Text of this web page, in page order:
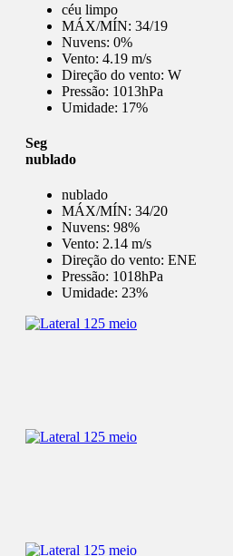
céu limpo
MÁX/MÍN: 34/19
Nuvens: 0%
Vento: 4.19 m/s
Direção do vento: W
Pressão: 1013hPa
Umidade: 17%
Seg
nublado
nublado
MÁX/MÍN: 34/20
Nuvens: 98%
Vento: 2.14 m/s
Direção do vento: ENE
Pressão: 1018hPa
Umidade: 23%